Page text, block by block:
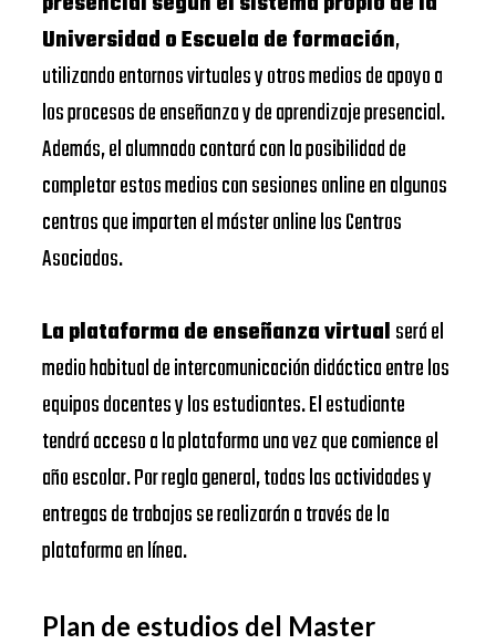
Universidad o Escuela de formación,
utilizando entornos virtuales y otros medios de apoyo a
los procesos de enseñanza y de aprendizaje presencial.
Además, el alumnado contará con la posibilidad de
completar estos medios con sesiones online en algunos
centros que imparten el máster online los Centros
Asociados.
La plataforma de enseñanza virtualserá el
medio habitual de intercomunicación didáctica entre los
equipos docentes y los estudiantes. El estudiante
tendrá acceso a la plataforma una vez que comience el
año escolar. Por regla general, todas las actividades y
entregas de trabajos se realizarán a través de la
plataforma en línea.
Plan de estudios del Master